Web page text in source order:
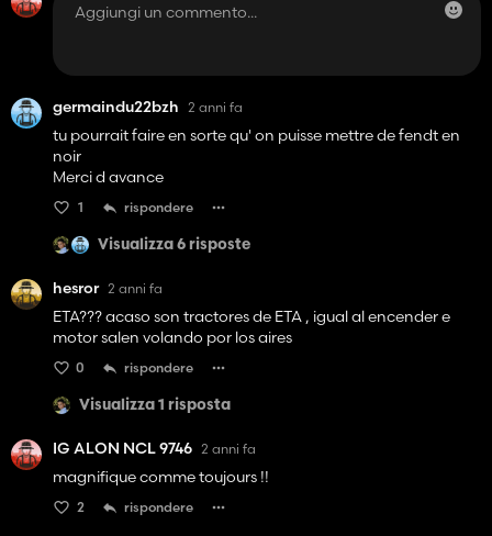
germaindu22bzh 2 anni fa
tu pourrait faire en sorte qu' on puisse mettre de fendt en
noir
Merci d avance
1 rispondere
Visualizza 6 risposte
hesror 2 anni fa
ETA??? acaso son tractores de ETA , igual al encender e
motor salen volando por los aires
0 rispondere
Visualizza 1 risposta
IG ALON NCL 9746 2 anni fa
magnifique comme toujours !!
2 rispondere